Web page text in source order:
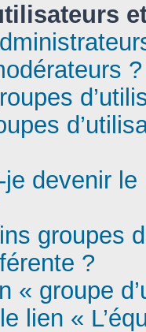
?
devenir le
groupes
?
« groupe
lien «